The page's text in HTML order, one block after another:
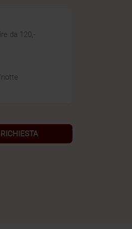
da 120,-
RICHIESTA